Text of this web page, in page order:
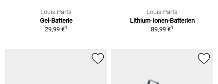
Louis Parts
Gel-Batterie
29,99 €1
Louis Parts
Lithium-Ionen-Batterien
89,99 €1